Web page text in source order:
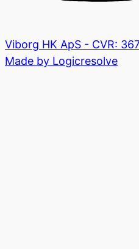
Viborg HK ApS - CVR:
Made by Logicresolve